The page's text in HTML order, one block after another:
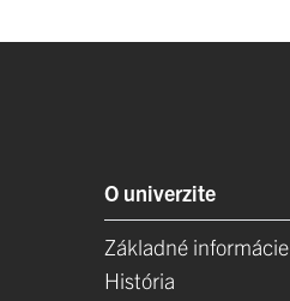
O univerzite
Základné informácie
História